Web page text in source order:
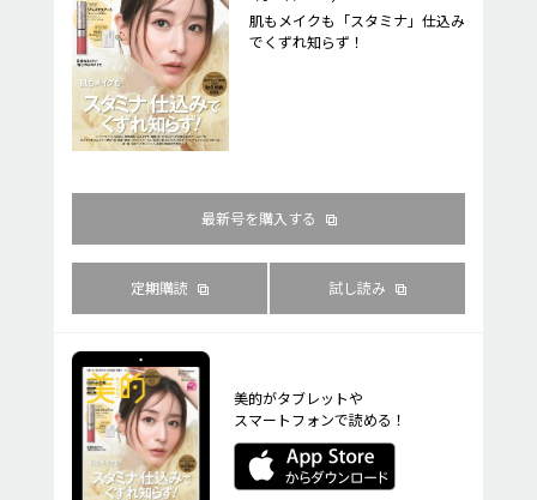
肌もメイクも「スタミナ」仕込み
でくずれ知らず！
最新号を購入する
定期購読 試し読み
美的がタブレットや
スマートフォンで読める！